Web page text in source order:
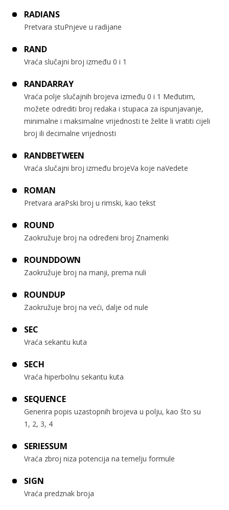
RADIANS
Pretvara stuPnjeve u radijane
RAND
Vraća slučajni broj između 0 i 1
RANDARRAY
Vraća polje slučajnih brojeva između 0 i 1 Međutim,
možete odrediti broj redaka i stupaca za ispunjavanje,
minimalne i maksimalne vrijednosti te želite li vratiti cijeli
broj ili decimalne vrijednosti
RANDBETWEEN
Vraća slučajni broj između brojeVa koje naVedete
ROMAN
Pretvara araPski broj u rimski, kao tekst
ROUND
Zaokružuje broj na određeni broj Znamenki
ROUNDDOWN
Zaokružuje broj na manji, prema nuli
ROUNDUP
Zaokružuje broj na veći, dalje od nule
SEC
Vraća sekantu kuta
SECH
Vraća hiperbolnu sekantu kuta
SEQUENCE
Generira popis uzastopnih brojeva u polju, kao što su
1, 2, 3, 4
SERIESSUM
Vraća zbroj niza potencija na temelju formule
SIGN
Vraća predznak broja